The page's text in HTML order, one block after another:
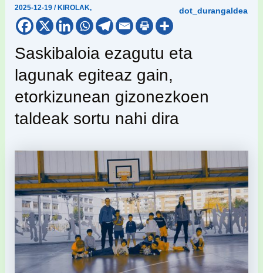
2025-12-19/ KIROLAK,
dot_durangaldea
Saskibaloia ezagutu eta
lagunak egiteaz gain,
etorkizunean gizonezkoen
taldeak sortu nahi dira